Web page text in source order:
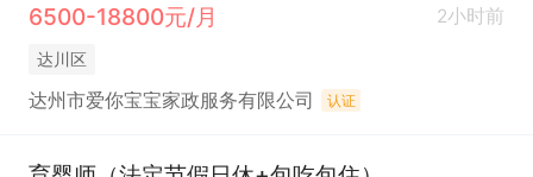
6500-18800元/月
2小时前
达川区
达州市爱你宝宝家政服务有限公司 认证